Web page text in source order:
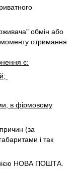
обмін або
отримання
є:
в фірмовому
(за
і так
НОВА ПОШТА.